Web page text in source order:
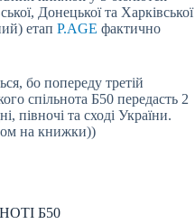
Донецької та Харківської
етап P.AGE фактично
бо попереду третій
спільнота Б50 передасть 2
півночі та сході України.
на книжки))
Б50